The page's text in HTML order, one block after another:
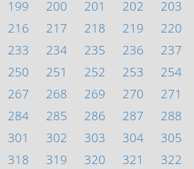
199 200 201 202 203
216 217 218 219 220
233 234 235 236 237
250 251 252 253 254
267 268 269 270 271
284 285 286 287 288
301 302 303 304 305
318 319 320 321 322